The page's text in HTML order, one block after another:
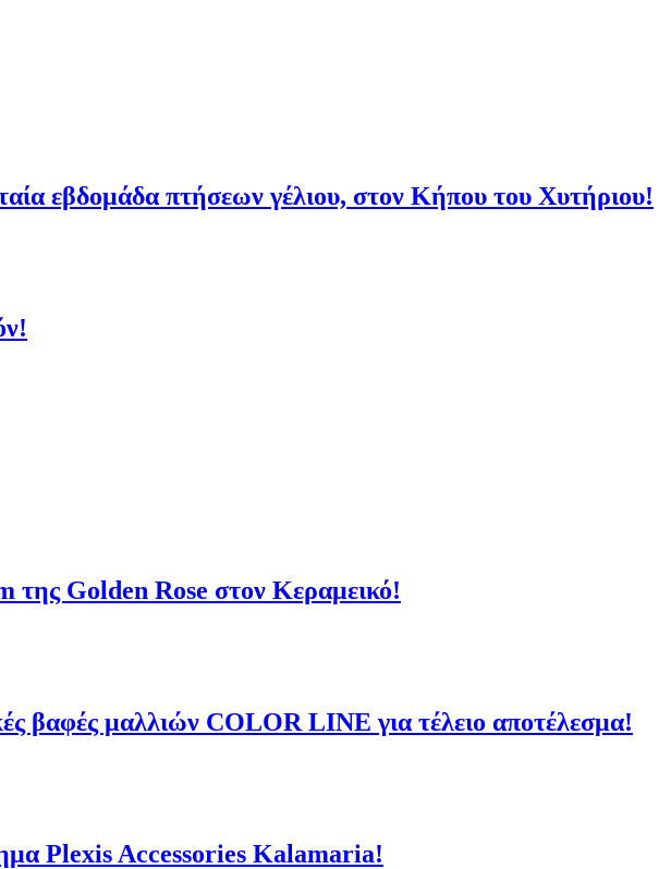
εβδομάδα πτήσεων γέλιου, στον Κήπου του Χυτήριου!
Golden Rose στον Κεραμεικό!
μαλλιών COLOR LINE για τέλειο αποτέλεσμα!
Plexis Accessories Kalamaria!